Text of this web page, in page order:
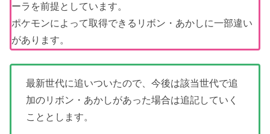
ーラを前提としています。
ポケモンによって取得できるリボン・あかしに一部違い
があります。
最新世代に追いついたので、今後は該当世代で追
加のリボン・あかしがあった場合は追記していく
こととします。